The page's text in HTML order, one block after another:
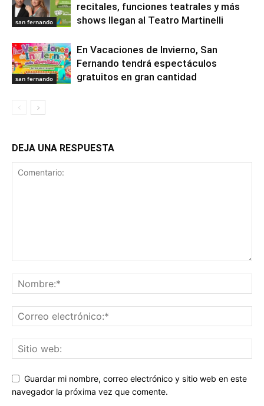
san fernando
recitales, funciones teatrales y más
shows llegan al Teatro Martinelli
san fernando
En Vacaciones de Invierno, San
Fernando tendrá espectáculos
gratuitos en gran cantidad
DEJA UNA RESPUESTA
Guardar mi nombre, correo electrónico y sitio web en este
navegador la próxima vez que comente.